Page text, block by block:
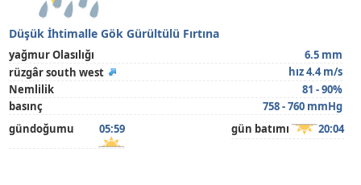
Düşük İhtimalle Gök Gürültülü Fırtına
yağmur Olasılığı
6.5 mm
rüzgâr south west
hız 4.4 m/s
Nemlilik
81 - 90%
basınç
758 - 760 mmHg
gündoğumu
05:59 gün batımı 20:04